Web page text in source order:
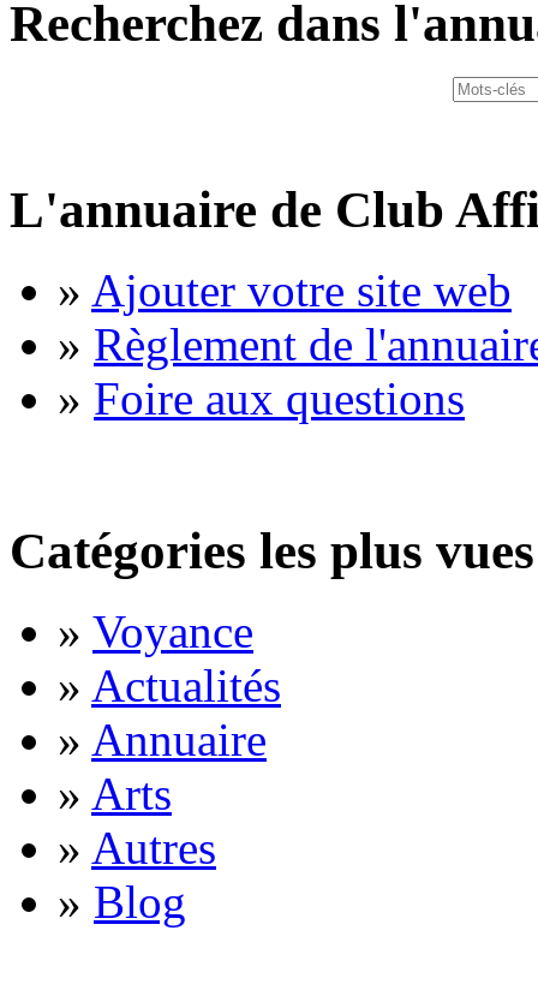
Recherchez dans
L'annuaire de Club
» Ajouter votre site web
» Règlement de
» Foire aux questions
Catégories les plus vues
» Voyance
» Actualités
» Annuaire
» Arts
» Autres
» Blog